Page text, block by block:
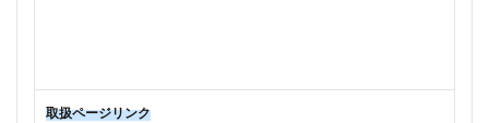
取扱ページリンク